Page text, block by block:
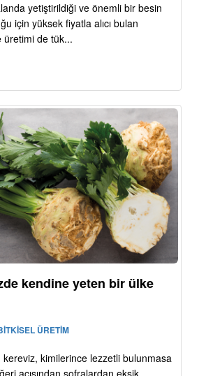
yetiştirildiği ve önemli bir besin
için yüksek fiyatla alıcı bulan
üretimi de tük...
kendine yeten bir ülke
ÜRETİM
kereviz, kimilerince lezzetli bulunmasa
açısından sofralardan eksik